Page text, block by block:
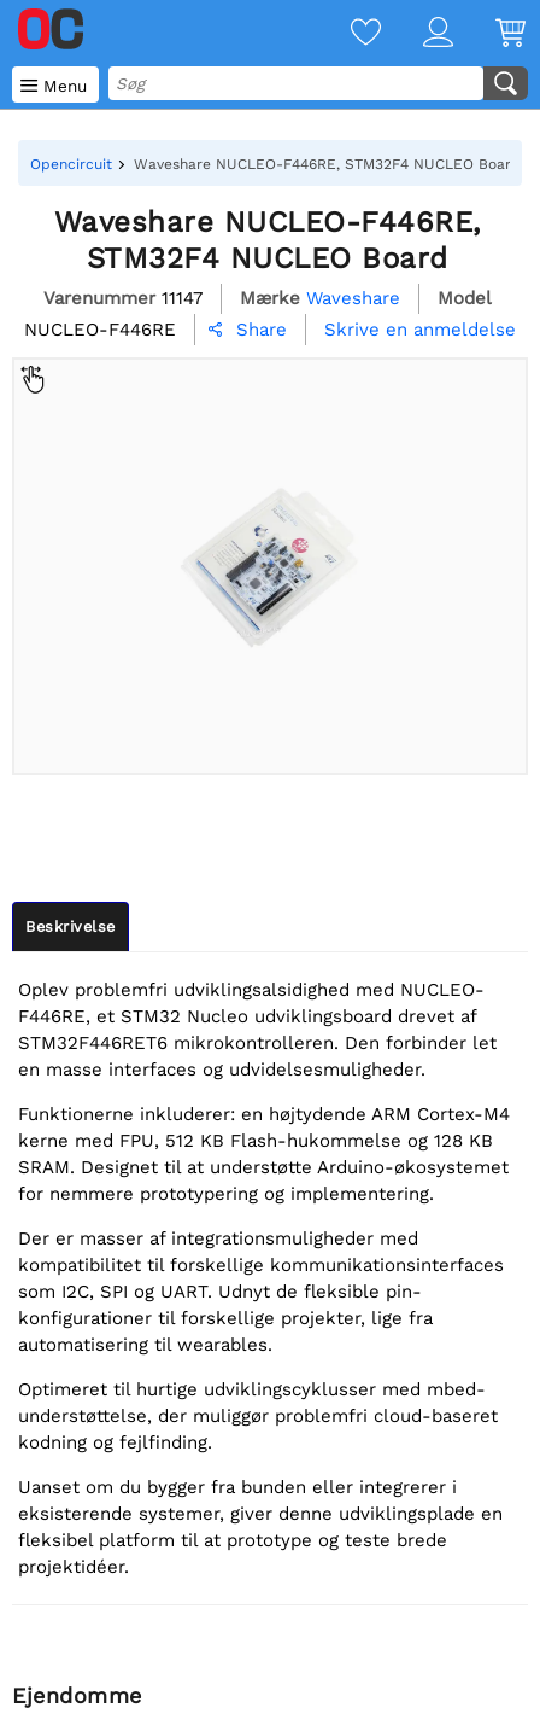
 Menu
Opencircuit Waveshare NUCLEO-F446RE, STM32F4 NUCLEO Board
Waveshare NUCLEO-F446RE,
STM32F4 NUCLEO Board
Varenummer 11147 Mærke Waveshare
Model
NUCLEO-F446RE
 Share Skrive en anmeldelse
Beskrivelse
Oplev problemfri udviklingsalsidighed med NUCLEO-
F446RE, et STM32 Nucleo udviklingsboard drevet af
STM32F446RET6 mikrokontrolleren. Den forbinder let
en masse interfaces og udvidelsesmuligheder.
Funktionerne inkluderer: en højtydende ARM Cortex-M4
kerne med FPU, 512 KB Flash-hukommelse og 128 KB
SRAM. Designet til at understøtte Arduino-økosystemet
for nemmere prototypering og implementering.
Der er masser af integrationsmuligheder med
kompatibilitet til forskellige kommunikationsinterfaces
som I2C, SPI og UART. Udnyt de fleksible pin-
konfigurationer til forskellige projekter, lige fra
automatisering til wearables.
Optimeret til hurtige udviklingscyklusser med mbed-
understøttelse, der muliggør problemfri cloud-baseret
kodning og fejlfinding.
Uanset om du bygger fra bunden eller integrerer i
eksisterende systemer, giver denne udviklingsplade en
fleksibel platform til at prototype og teste brede
projektidéer.
Ejendomme